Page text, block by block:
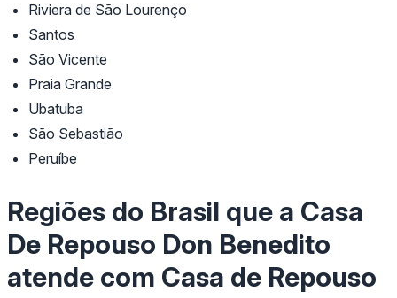
Riviera de São Lourenço
Santos
São Vicente
Praia Grande
Ubatuba
São Sebastião
Peruíbe
Regiões do Brasil que a Casa
De Repouso Don Benedito
atende com Casa de Repouso